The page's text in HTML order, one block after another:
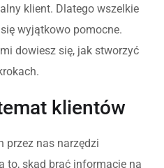
klient. Dlatego wszelkie
wyjątkowo pomocne.
dowiesz się, jak stworzyć
klientów
przez nas narzędzi
to, skąd brać informacje na